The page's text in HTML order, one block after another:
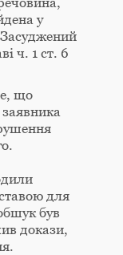
у
Засуджений
ч. 1 ст. 6
що
для
був
докази,